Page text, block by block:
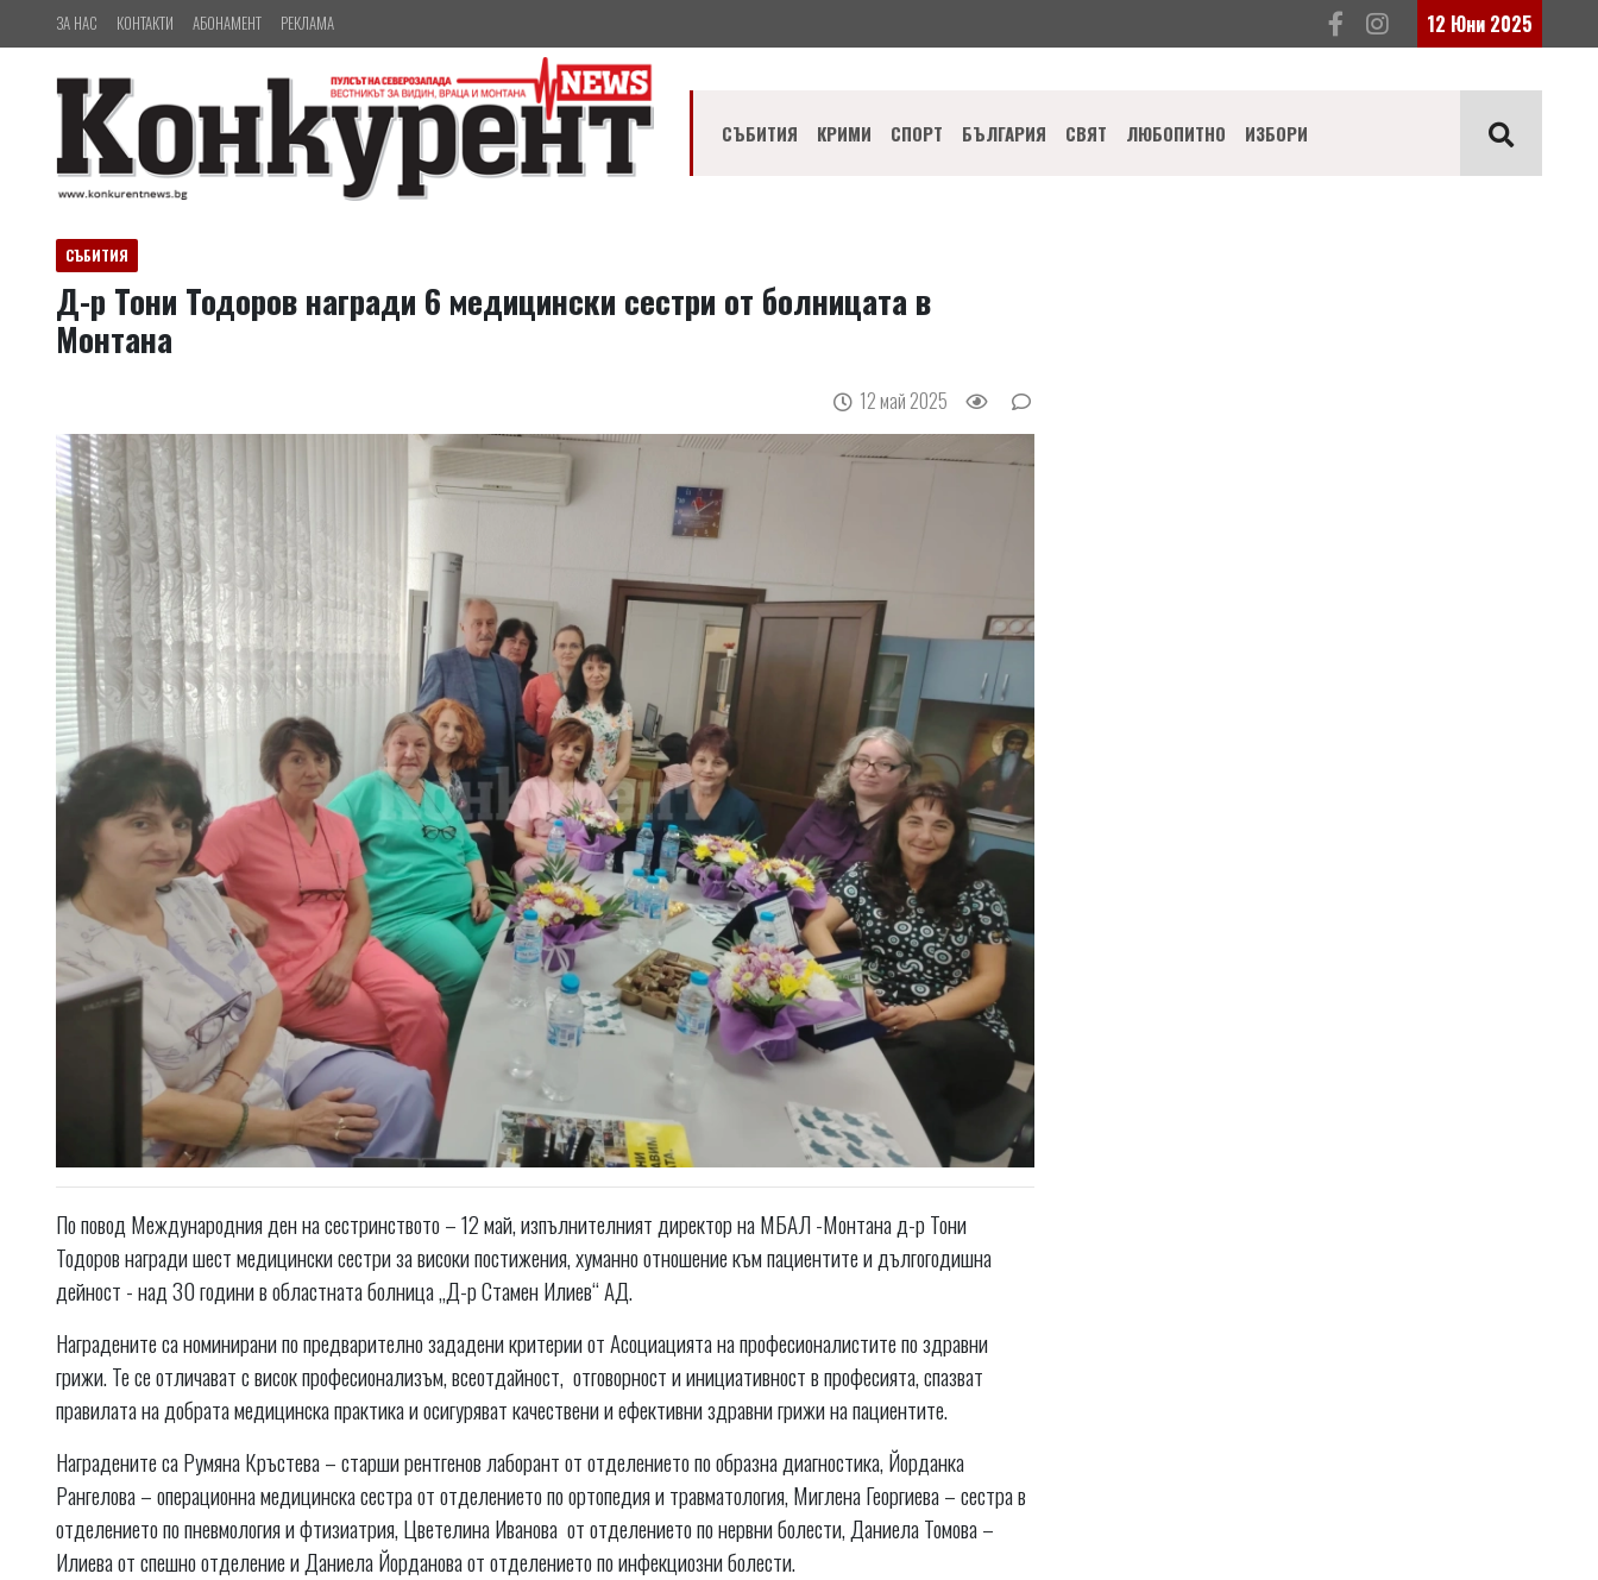
ЗА НАС КОНТАКТИ АБОНАМЕНТ РЕКЛАМА 12 Юни 2025
СЪБИТИЯ КРИМИ СПОРТ БЪЛГАРИЯ СВЯТ ЛЮБОПИТНО ИЗБОРИ
СЪБИТИЯ
Д-р Тони Тодоров награди 6 медицински сестри от болницата в
Монтана
12 май 2025
По повод Международния ден на сестринството – 12 май, изпълнителният директор на МБАЛ -Монтана д-р Тони
Тодоров награди шест медицински сестри за високи постижения, хуманно отношение към пациентите и дългогодишна
дейност - над 30 години в областната болница „Д-р Стамен Илиев“ АД.
Наградените са номинирани по предварително зададени критерии от Асоциацията на професионалистите по здравни
грижи. Те се отличават с висок професионализъм, всеотдайност, отговорност и инициативност в професията, спазват
правилата на добрата медицинска практика и осигуряват качествени и ефективни здравни грижи на пациентите.
Наградените са Румяна Кръстева – старши рентгенов лаборант от отделението по образна диагностика, Йорданка
Рангелова – операционна медицинска сестра от отделението по ортопедия и травматология, Миглена Георгиева – сестра в
отделението по пневмология и фтизиатрия, Цветелина Иванова от отделението по нервни болести, Даниела Томова –
Илиева от спешно отделение и Даниела Йорданова от отделението по инфекциозни болести.